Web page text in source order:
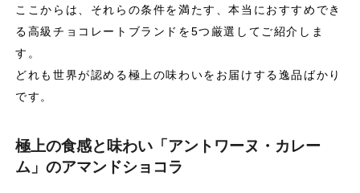
ここからは、それらの条件を満たす、本当におすすめでき
る高級チョコレートブランドを5つ厳選してご紹介しま
す。
どれも世界が認める極上の味わいをお届けする逸品ばかり
です。
極上の食感と味わい「アントワーヌ・カレー
ム」のアマンドショコラ